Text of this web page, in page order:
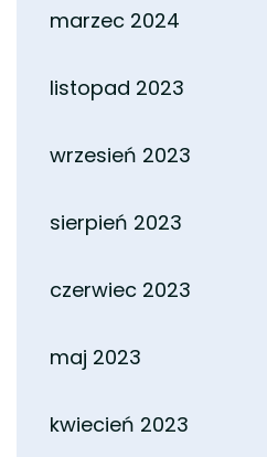
marzec 2024
listopad 2023
wrzesień 2023
sierpień 2023
czerwiec 2023
maj 2023
kwiecień 2023